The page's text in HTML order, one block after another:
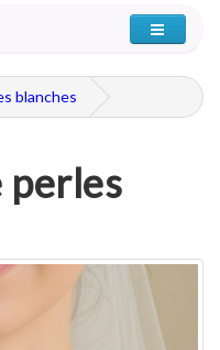
blanches
perles